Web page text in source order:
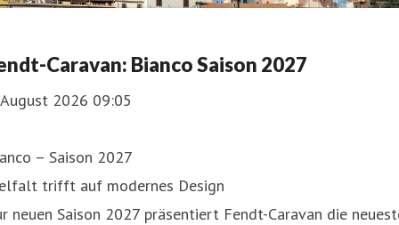
Caravan: Bianco Saison 2027
2026 09:05
– Saison 2027
trifft auf modernes Design
neuen Saison 2027 präsentiert Fendt-Caravan die